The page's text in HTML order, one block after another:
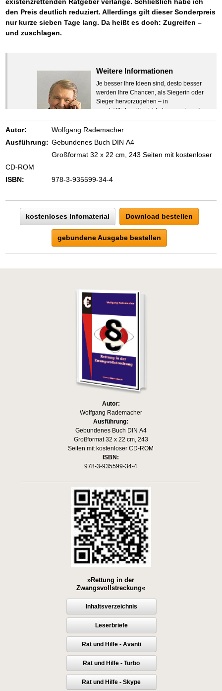
den Preis deutlich reduziert. Allerdings gilt dieser Sonderpreis
nur kurze sieben Tage lang. Da heißt es doch: Zugreifen –
und zuschlagen.
Weitere Informationen
Je besser Ihre Ideen sind, desto besser
werden Ihre Chancen, als Siegerin oder
Sieger hervorzugehen – in
geschäftlicher Hinsicht ebenso wie auf
beruflichem oder privatem Gebiet. Denn
eins ist todsicher:
Zeigen Sie mit der Maus hierhin, um
Autor:
Wolfgang Rademacher
Ausführung: Gebundenes Buch DIN A4
Großformat 32 x 22 cm, 243 Seiten mit kostenloser
CD-ROM
ISBN:
978-3-935599-34-4
kostenloses Infomaterial Download bestellen
gebundene Ausgabe bestellen
Autor:
Wolfgang Rademacher
Ausführung:
Gebundenes Buch DIN A4
Großformat 32 x 22 cm, 243
Seiten mit kostenloser CD-ROM
ISBN:
978-3-935599-34-4
»Rettung in der
Zwangsvollstreckung«
Inhaltsverzeichnis
Leserbriefe
Rat und Hilfe - Avanti
Rat und Hilfe - Turbo
Rat und Hilfe - Skype